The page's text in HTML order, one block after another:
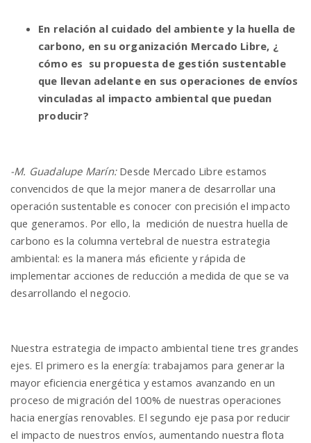
En relación al cuidado del ambiente y la huella de
carbono, en su organización Mercado Libre, ¿
cómo es su propuesta de gestión sustentable
que llevan adelante en sus operaciones de envíos
vinculadas al impacto ambiental que puedan
producir?
-M. Guadalupe Marín:Desde Mercado Libre estamos
convencidos de que la mejor manera de desarrollar una
operación sustentable es conocer con precisión el impacto
que generamos. Por ello, la medición de nuestra huella de
carbono es la columna vertebral de nuestra estrategia
ambiental: es la manera más eficiente y rápida de
implementar acciones de reducción a medida de que se va
desarrollando el negocio.
Nuestra estrategia de impacto ambiental tiene tres grandes
ejes. El primero es la energía: trabajamos para generar la
mayor eficiencia energética y estamos avanzando en un
proceso de migración del 100% de nuestras operaciones
hacia energías renovables. El segundo eje pasa por reducir
el impacto de nuestros envíos, aumentando nuestra flota